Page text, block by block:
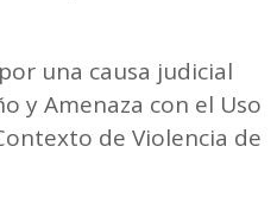
una causa judicial
y Amenaza con el Uso
de Violencia de